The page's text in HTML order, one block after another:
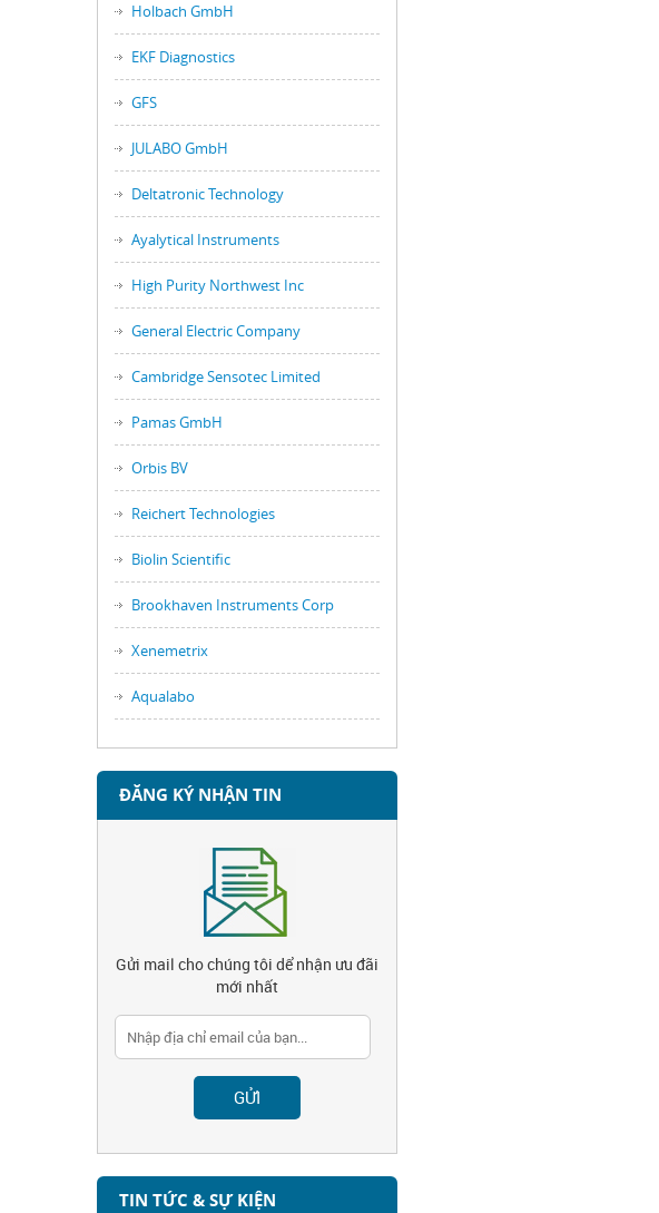
Holbach GmbH
EKF Diagnostics
GFS
JULABO GmbH
Deltatronic Technology
Ayalytical Instruments
High Purity Northwest Inc
General Electric Company
Cambridge Sensotec Limited
Pamas GmbH
Orbis BV
Reichert Technologies
Biolin Scientific
Brookhaven Instruments Corp
Xenemetrix
Aqualabo
ĐĂNG KÝ NHẬN TIN
Gửi mail cho chúng tôi dể nhận ưu đãi
mới nhất
TIN TỨC & SỰ KIỆN